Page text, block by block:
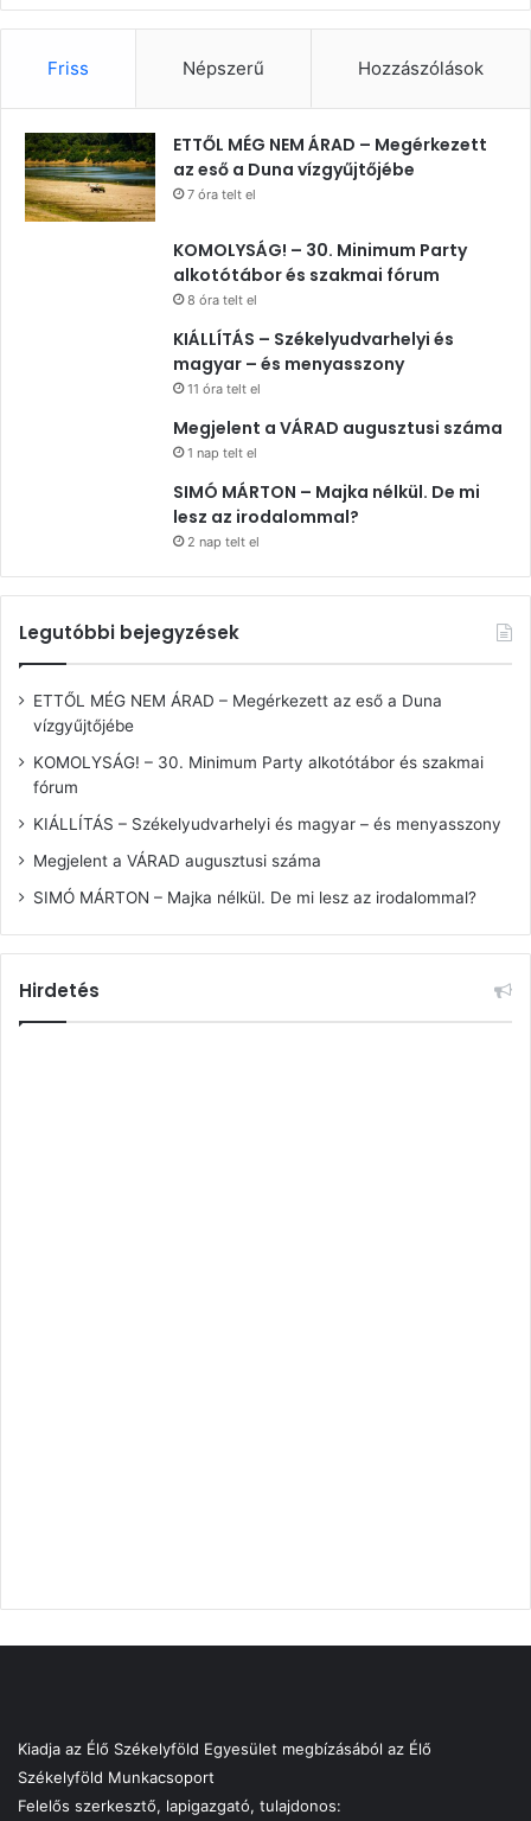
Friss Népszerű Hozzászólások
ETTŐL MÉG NEM ÁRAD – Megérkezett
az eső a Duna vízgyűjtőjébe
7 óra telt el
KOMOLYSÁG! – 30. Minimum Party
alkotótábor és szakmai fórum
8 óra telt el
KIÁLLÍTÁS – Székelyudvarhelyi és
magyar – és menyasszony
11 óra telt el
Megjelent a VÁRAD augusztusi száma
1 nap telt el
SIMÓ MÁRTON – Majka nélkül. De mi
lesz az irodalommal?
2 nap telt el
Legutóbbi bejegyzések
ETTŐL MÉG NEM ÁRAD – Megérkezett az eső a Duna
vízgyűjtőjébe
KOMOLYSÁG! – 30. Minimum Party alkotótábor és szakmai
fórum
KIÁLLÍTÁS – Székelyudvarhelyi és magyar – és menyasszony
Megjelent a VÁRAD augusztusi száma
SIMÓ MÁRTON – Majka nélkül. De mi lesz az irodalommal?
Hirdetés
Kiadja az Élő Székelyföld Egyesület megbízásából az Élő
Székelyföld Munkacsoport
Felelős szerkesztő, lapigazgató, tulajdonos: